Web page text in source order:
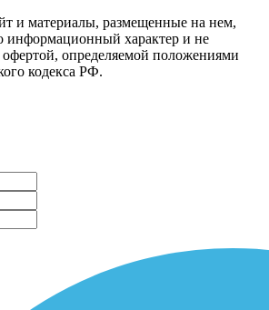
и материалы, размещенные на нем,
информационный характер и не
определяемой положениями
кодекса РФ.